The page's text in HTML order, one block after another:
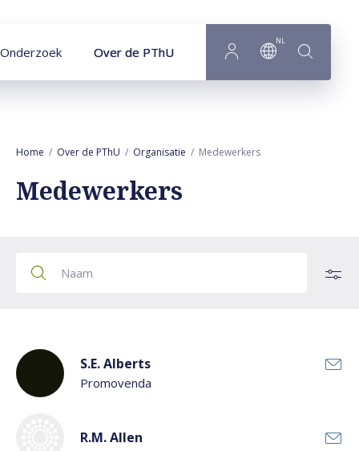
Onderzoek Over de PThU
NL
Home Over de PThU Organisatie Medewerkers
Medewerkers
Ondersteunend personeel
Wetenschappelijk personeel
S.E. Alberts
Promovenda
R.M. Allen